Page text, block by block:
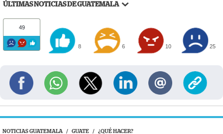
ÚLTIMAS NOTICIAS DE GUATEMALA
49
8 6 10 25
NOTICIAS GUATEMALA / GUATE / ¿QUÉ HACER?